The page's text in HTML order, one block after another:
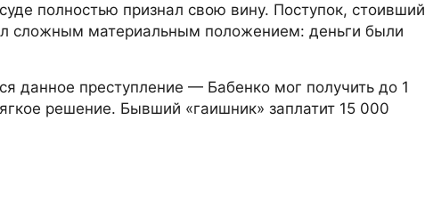
полностью признал свою вину. Поступок, стоивший
сложным материальным положением: деньги были
данное преступление — Бабенко мог получить до 1
решение. Бывший «гаишник» заплатит 15 000